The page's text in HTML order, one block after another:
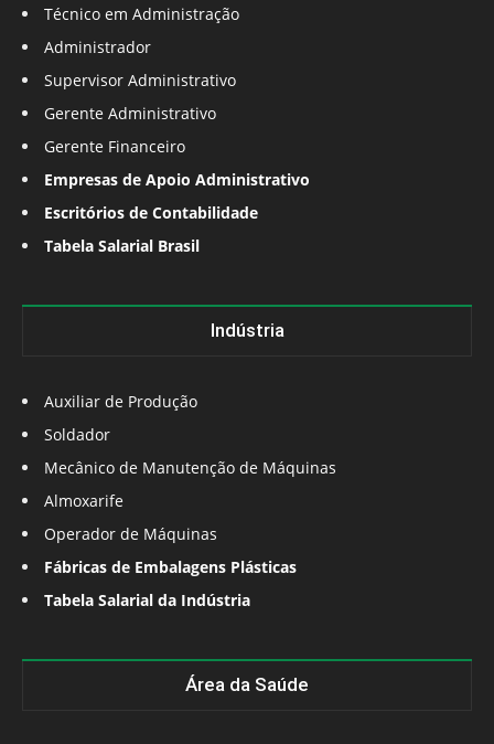
Técnico em Administração
Administrador
Supervisor Administrativo
Gerente Administrativo
Gerente Financeiro
Empresas de Apoio Administrativo
Escritórios de Contabilidade
Tabela Salarial Brasil
Indústria
Auxiliar de Produção
Soldador
Mecânico de Manutenção de Máquinas
Almoxarife
Operador de Máquinas
Fábricas de Embalagens Plásticas
Tabela Salarial da Indústria
Área da Saúde